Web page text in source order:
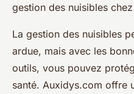
gestion des nuisibles
La gestion des nuisibles
ardue, mais avec les
outils, vous pouvez
santé. Auxidys.com offre